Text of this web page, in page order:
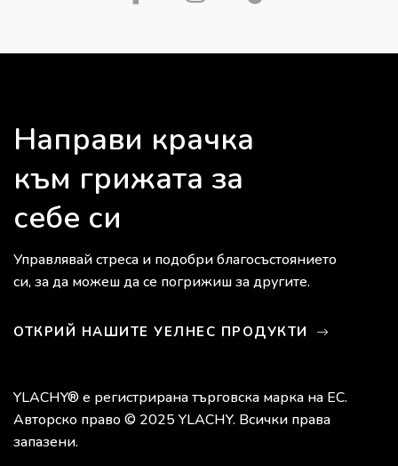
Направи крачка
към грижата за
себе си
Управлявай стреса и подобри благосъстоянието
си, за да можеш да се погрижиш за другите.
ОТКРИЙ НАШИТЕ УЕЛНЕС ПРОДУКТИ
YLACHY® е регистрирана търговска марка на ЕС.
Авторско право © 2025 YLACHY. Всички права
запазени.